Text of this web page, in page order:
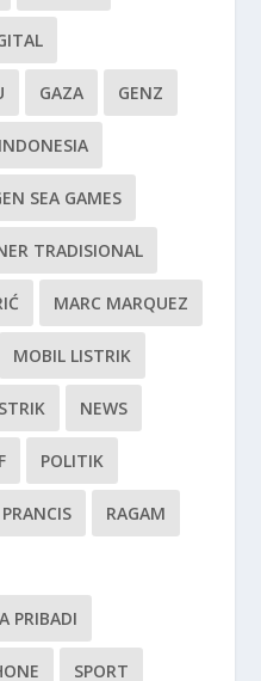
GAZA GENZ
INDONESIA
SEA GAMES
TRADISIONAL
MARC MARQUEZ
MOBIL LISTRIK
NEWS
POLITIK
PRANCIS RAGAM
PRIBADI
SPORT